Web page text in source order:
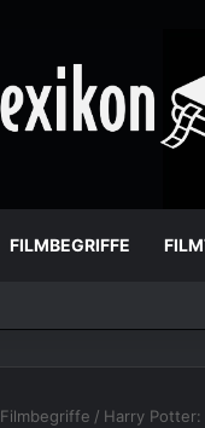
FILMBEGRIFFE
Filmbegriffe / Harry